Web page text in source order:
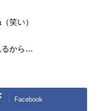
笑い）
るから…
Facebook